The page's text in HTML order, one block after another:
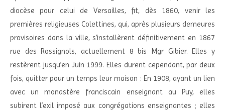
diocèse pour celui de Versailles, fit, dès 1860, venir les
premières religieuses Colettines, qui, après plusieurs demeures
provisoires dans la ville, s’installèrent définitivement en 1867
rue des Rossignols, actuellement 8 bis Mgr Gibier. Elles y
restèrent jusqu’en Juin 1999. Elles durent cependant, par deux
fois, quitter pour un temps leur maison : En 1908, ayant un lien
avec un monastère franciscain enseignant au Puy, elles
subirent l’exil imposé aux congrégations enseignantes ; elles